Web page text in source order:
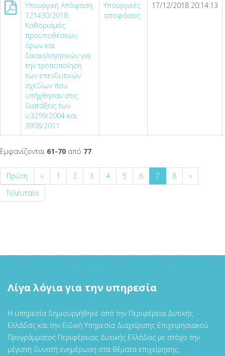
Υπουργική Απόφαση
121430/2018:
Καθορισμός
προϋποθέσεων,
όρων και
δικαιολογητικών για
την τροποποίηση
των επενδυτικών
σχεδίων που
υπήχθησαν στις
διατάξεις των
ν.3299/2004 και
3908/2011
Υπουργικές
αποφάσεις
17/12/2018 20:14:13
Εμφανίζονται 61-70 από 77.
Πρώτη « 1 2 3 4 5 6 7 8
»
Τελευταία
Λίγα λόγια για την υπηρεσία
Η υπηρεσία δημιουργήθηκε από την Περιφέρεια Δυτικής
Ελλάδας και την Ειδική Υπηρεσία Διαχείρισης Επιχειρησιακού
Προγράμματος Περιφέρειας Δυτικής Ελλάδας με στόχο την
μέγιστη δυνατή ενημέρωση στα θέματα επιχείρησης,